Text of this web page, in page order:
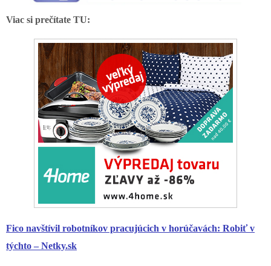
Viac si prečítate TU:
Fico navštívil robotníkov pracujúcich v horúčavách: Robiť v
týchto – Netky.sk